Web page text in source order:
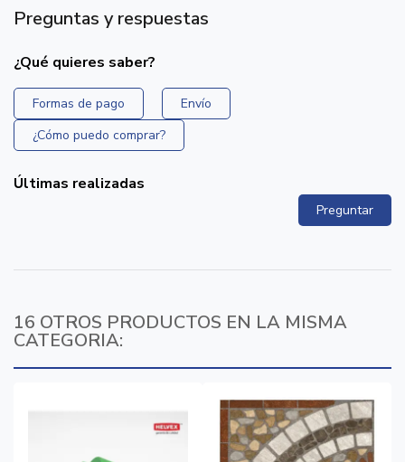
Preguntas y respuestas
¿Qué quieres saber?
Formas de pago
Envío
¿Cómo puedo comprar?
Últimas realizadas
Preguntar
16 OTROS PRODUCTOS EN LA MISMA
CATEGORIA: